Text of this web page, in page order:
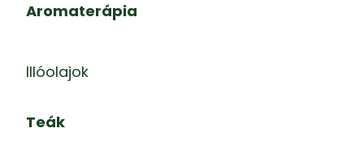
Aromaterápia
Illóolajok
Teák